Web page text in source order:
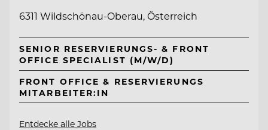
6311 Wildschönau-Oberau, Österreich
SENIOR RESERVIERUNGS- & FRONT
OFFICE SPECIALIST (M/W/D)
FRONT OFFICE & RESERVIERUNGS
MITARBEITER:IN
Entdecke alle Jobs